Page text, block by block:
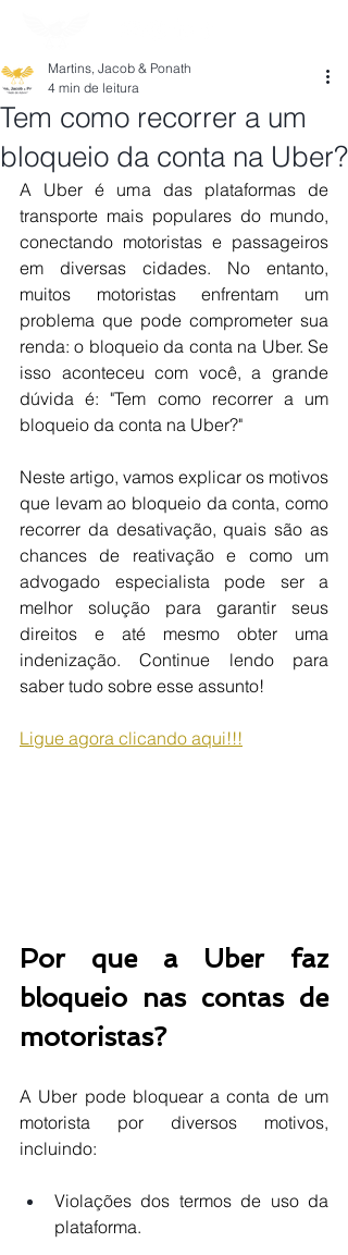
Tem como recorrer a um
bloqueio da conta na Uber?
Martins, Jacob & Ponath
4 min de leitura
A Uber é uma das plataformas de
transporte mais populares do mundo,
conectando motoristas e passageiros
em diversas cidades. No entanto,
muitos motoristas enfrentam um
problema que pode comprometer sua
renda: o bloqueio da conta na Uber. Se
isso aconteceu com você, a grande
dúvida é: "Tem como recorrer a um
bloqueio da conta na Uber?"
Neste artigo, vamos explicar os motivos
que levam ao bloqueio da conta, como
recorrer da desativação, quais são as
chances de reativação e como um
advogado especialista pode ser a
melhor solução para garantir seus
direitos e até mesmo obter uma
indenização. Continue lendo para
saber tudo sobre esse assunto!
Ligue agora clicando aqui!!!
Por que a Uber faz
bloqueio nas contas de
motoristas?
A Uber pode bloquear a conta de um
motorista por diversos motivos,
incluindo:
Violações dos termos de uso da
plataforma.